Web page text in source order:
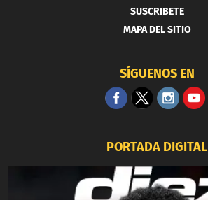
SUSCRIBETE
MAPA DEL SITIO
SÍGUENOS EN
PORTADA DIGITAL